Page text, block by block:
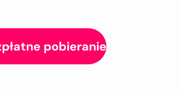
pobieranie